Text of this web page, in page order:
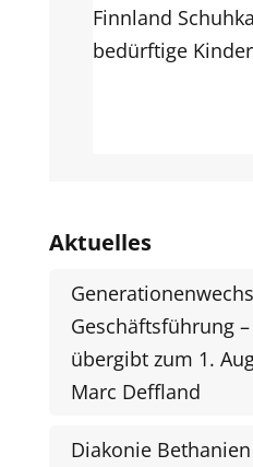
Finnland
bedürftige
Aktuelles
Geschäftsführung
übergibt zum 1.
Marc Deffland
Diakonie